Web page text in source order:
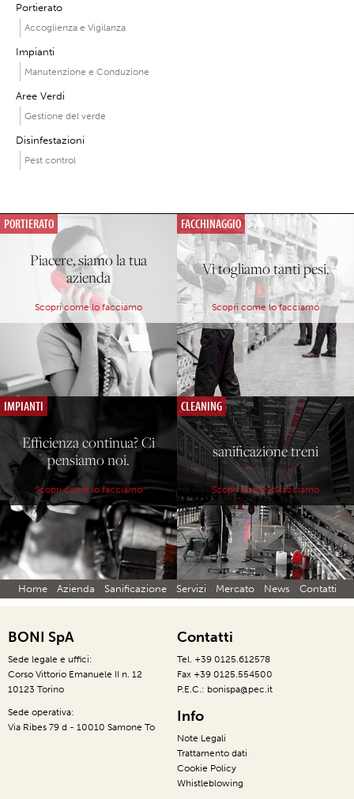
Portierato
Accoglienza e Vigilanza
Impianti
Manutenzione e Conduzione
Aree Verdi
Gestione del verde
Disinfestazioni
Pest control
PORTIERATO
Piacere, siamo la tua
azienda
Scopri come lo facciamo
FACCHINAGGIO
Vi togliamo tanti pesi.
Scopri come lo facciamo
IMPIANTI
Efficienza continua? Ci
pensiamo noi.
Scopri come lo facciamo
CLEANING
sanificazione treni
Scopri come lo facciamo
Home Azienda Sanificazione Servizi Mercato News Contatti
BONI SpA
Sede legale e uffici:
Corso Vittorio Emanuele II n. 12
10123 Torino
Sede operativa:
Via Ribes 79 d - 10010 Samone To
Contatti
Tel. +39 0125.612578
Fax +39 0125.554500
P.E.C.: bonispa@pec.it
Info
Note Legali
Trattamento dati
Cookie Policy
Whistleblowing